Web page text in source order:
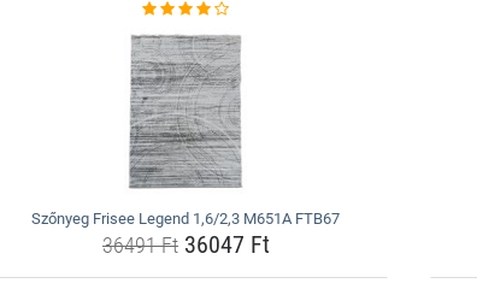
Szőnyeg Frisee Legend 1,6/2,3 M651A FTB67
36491 Ft36047 Ft